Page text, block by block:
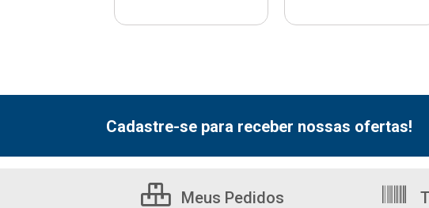
Cadastre-se para receber nossas ofertas!
Meus Pedidos